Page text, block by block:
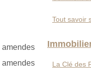
Tout savoir
La Clé des